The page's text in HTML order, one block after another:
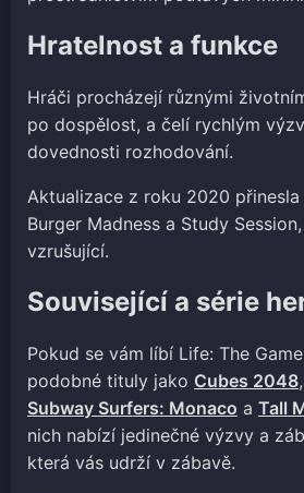
Hratelnost a funkce
Hráči procházejí různými
po dospělost, a čelí rychlým
dovednosti rozhodování.
Aktualizace z roku 2020
Burger Madness a Study
vzrušující.
Související a série
Pokud se vám líbí Life: The
podobné tituly jako Cubes 2048,
Subway Surfers: Monaco a Tall
nich nabízí jedinečné výzvy a
která vás udrží v zábavě.